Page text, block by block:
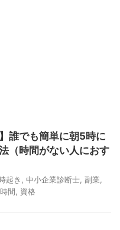
誰でも簡単に朝5時に
（時間がない人におす
起き 中小企業診断士 副業
時間 資格